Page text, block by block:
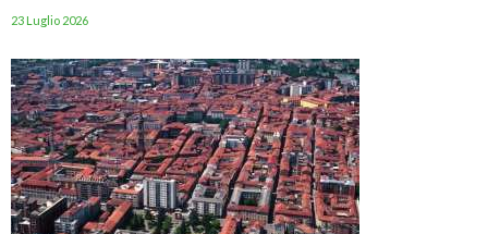
23 Luglio 2026